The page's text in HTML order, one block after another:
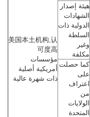
美国本土机构,认
可度高
مؤسسات
أمريكية أصلية
ذات شهرة عالية
هيئة إصدار
الشهادات
الدولية ذات
السلطة
وغير
مكلفة
كما حصلت
على
اعتراف
من
الولايات
المتحدة